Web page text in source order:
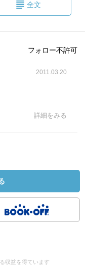
全文
フォロー不許可
2011.03.20
詳細をみる
収益を得ています